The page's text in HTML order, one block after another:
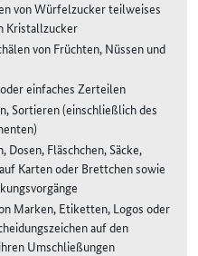
von Würfelzucker teilweises
Kristallzucker
von Früchten, Nüssen und
einfaches Zerteilen
Sortieren (einschließlich des
Fläschchen, Säcke,
Karten oder Brettchen sowie
Marken, Etiketten, Logos oder
auf den
Umschließungen